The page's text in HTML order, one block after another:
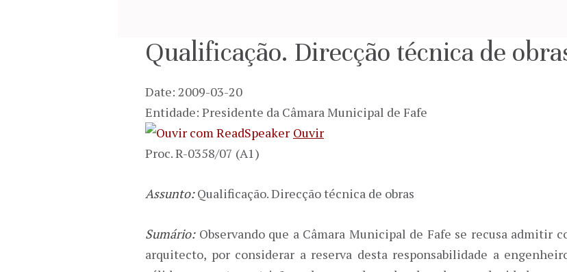
Qualificação. Direcção técnica de
Date: 2009-03-20
Entidade: Presidente da Câmara Municipal de Fafe
Ouvir
Proc. R-0358/07 (A1)
Assunto:Qualificação. Direcção técnica de obras
Sumário:Observando que a Câmara Municipal de Fafe se recusa admitir
arquitecto, por considerar a reserva desta responsabilidade a